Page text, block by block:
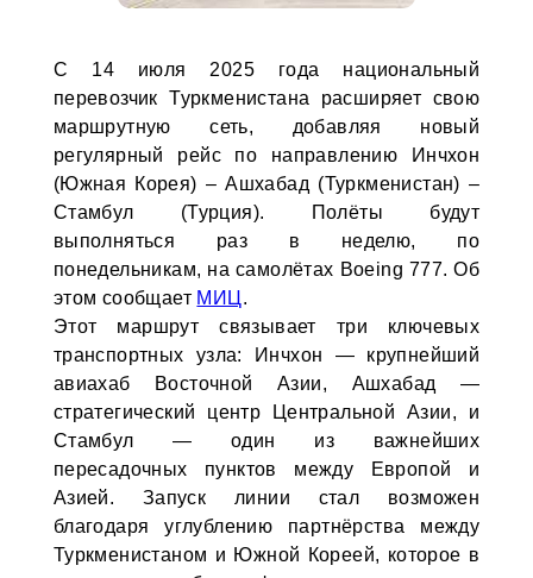
С 14 июля 2025 года национальный
перевозчик Туркменистана расширяет свою
маршрутную сеть, добавляя новый
регулярный рейс по направлению Инчхон
(Южная Корея) – Ашхабад (Туркменистан) –
Стамбул (Турция). Полёты будут
выполняться раз в неделю, по
понедельникам, на самолётах Boeing 777. Об
этом сообщает МИЦ .
Этот маршрут связывает три ключевых
транспортных узла: Инчхон — крупнейший
авиахаб Восточной Азии, Ашхабад —
стратегический центр Центральной Азии, и
Стамбул — один из важнейших
пересадочных пунктов между Европой и
Азией. Запуск линии стал возможен
благодаря углублению партнёрства между
Туркменистаном и Южной Кореей, которое в